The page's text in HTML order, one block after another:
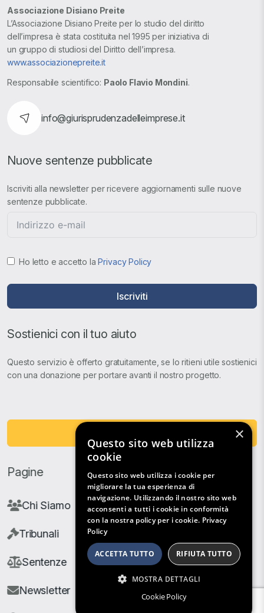
Associazione Disiano Preite
L’Associazione Disiano Preite per lo studio del diritto
dell’impresa è stata costituita nel 1995 per iniziativa di
un gruppo di studiosi del Diritto dell’impresa.
www.associazionepreite.it
Responsabile scientifico: Paolo Flavio Mondini.
info@giurisprudenzadelleimprese.it
Nuove sentenze pubblicate
Iscriviti alla newsletter per ricevere aggiornamenti sulle nuove
sentenze pubblicate.
Ho letto e accetto laPrivacy Policy
Iscriviti
Sostienici con il tuo aiuto
Questo servizio è offerto gratuitamente, se lo ritieni utile sostienici
con una donazione per portare avanti il nostro progetto.
Pagine
Chi Siamo
Tribunali
Sentenze
Newsletter
×
Questo sito web utilizza
cookie
Questo sito web utilizza i cookie per
migliorare la tua esperienza di
navigazione. Utilizzando il nostro sito web
acconsenti a tutti i cookie in conformità
con la nostra policy per i cookie. Privacy
Policy
ACCETTA TUTTO RIFIUTA TUTTO
MOSTRA DETTAGLI
Cookie Policy